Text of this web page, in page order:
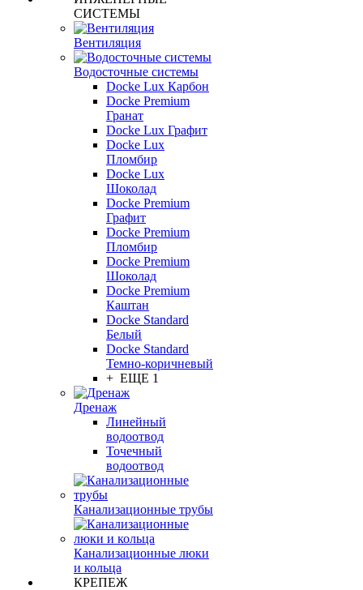
СИСТЕМЫ
Вентиляция
Водосточные системы
Docke Lux Карбон
Docke Premium
Гранат
Docke Lux Графит
Docke Lux
Пломбир
Docke Lux
Шоколад
Docke Premium
Графит
Docke Premium
Пломбир
Docke Premium
Шоколад
Docke Premium
Каштан
Docke Standard
Белый
Docke Standard
Темно-коричневый
+ ЕЩЕ 1
Дренаж
Линейный
водоотвод
Точечный
водоотвод
Канализационные трубы
Канализационные люки
и кольца
КРЕПЕЖ